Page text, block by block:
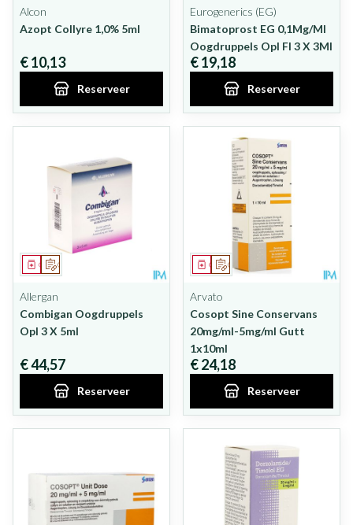
Alcon
Azopt Collyre 1,0% 5ml
€ 10,13
Reserveer
Eurogenerics (EG)
Bimatoprost EG 0,1Mg/Ml
Oogdruppels Opl Fl 3 X 3Ml
€ 19,18
Reserveer
Op voorschrift
Geneesmiddel
Allergan
Combigan Oogdruppels
Opl 3 X 5ml
€ 44,57
Reserveer
Op voorschrift
Geneesmiddel
Arvato
Cosopt Sine Conservans
20mg/ml-5mg/ml Gutt
1x10ml
€ 24,18
Reserveer